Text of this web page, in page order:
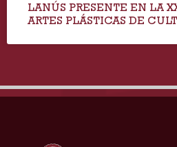
LANÚS PRESENTE EN LA
ARTES PLÁSTICAS DE